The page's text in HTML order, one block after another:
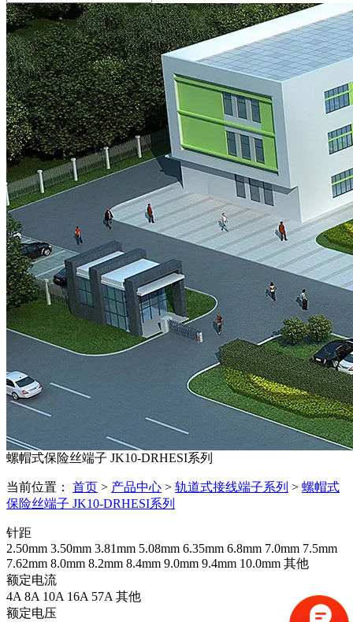
螺帽式保险丝端子 JK10-DRHESI系列
当前位置： 首页 > 产品中心 > 轨道式接线端子系列 > 螺帽式
保险丝端子 JK10-DRHESI系列
针距
2.50mm 3.50mm 3.81mm 5.08mm 6.35mm 6.8mm 7.0mm 7.5mm
7.62mm 8.0mm 8.2mm 8.4mm 9.0mm 9.4mm 10.0mm 其他
额定电流
4A 8A 10A 16A 57A 其他
额定电压